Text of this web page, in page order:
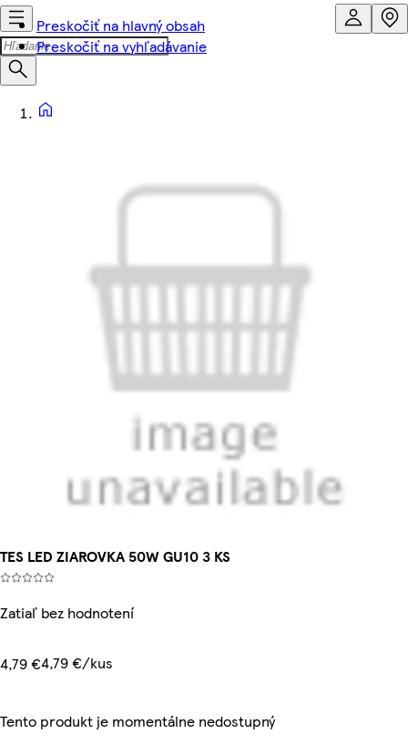
Preskočiť na hlavný obsah
Preskočiť na vyhľadávanie
TES LED ZIAROVKA 50W GU10 3 KS
Zatiaľ bez hodnotení
4,79 €4,79 €/kus
Tento produkt je momentálne nedostupný